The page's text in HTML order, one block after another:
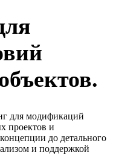
для модификаций
проектов и
до детального
и поддержкой